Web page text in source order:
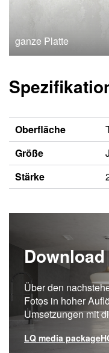
ganze Platte
Oberfläche
Größe
Stärke
Download
Über den
Fotos in hoher
Umsetzungen mit
LQ media package